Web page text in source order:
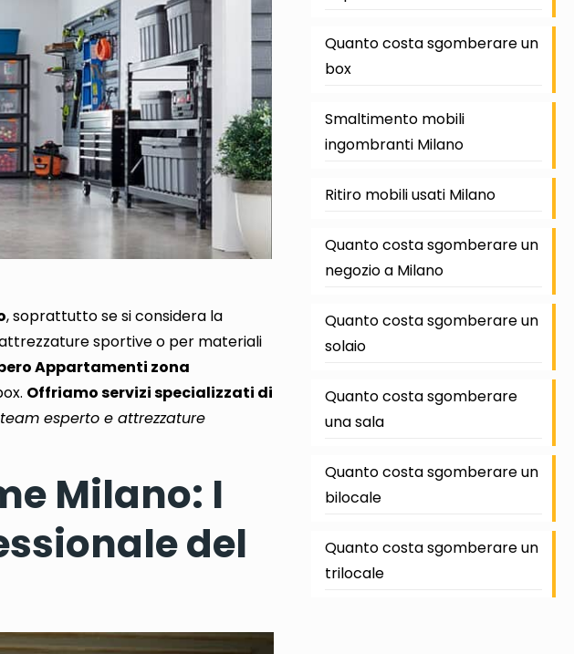
, soprattuttose si considera la
sportive o per materiali
Appartamenti zona
. Offriamo servizi specializzati di
esperto e attrezzature
Milano: I
del
Quanto costa sgomberare un
box
Smaltimento mobili
ingombranti Milano
Ritiro mobili usati Milano
Quanto costa sgomberare un
negozio a Milano
Quanto costa sgomberare un
solaio
Quanto costa sgomberare
una sala
Quanto costa sgomberare un
bilocale
Quanto costa sgomberare un
trilocale